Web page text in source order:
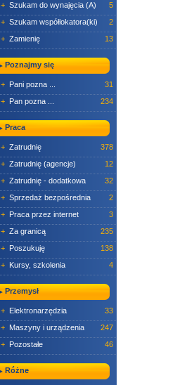
+ Szukam do wynajęcia (A)
5
+ Szukam współlokatora(ki)
2
+ Zamienię 13
Poznajmy się
+ Pani pozna ...
31
+ Pan pozna ... 234
Praca
+ Zatrudnię
378
+ Zatrudnię (agencje)
12
+ Zatrudnię - dodatkowa
32
+ Sprzedaż bezpośrednia
2
+ Praca przez internet
3
+ Za granicą
235
+ Poszukuję
138
+ Kursy, szkolenia 4
Przemysł
+ Elektronarzędzia
33
+ Maszyny i urządzenia
247
+ Pozostałe 46
Różne